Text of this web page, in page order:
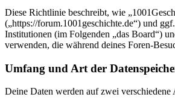
Diese Richtlinie beschreibt, wie
(„https://forum.1001geschichte.de“) und
Institutionen (im Folgenden „das Board“)
verwenden, die während deines Foren-
Umfang und Art der
Deine Daten werden auf zwei verschiedene